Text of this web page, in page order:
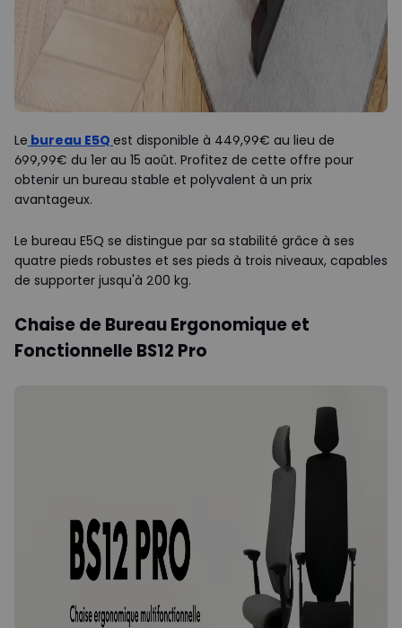
Le bureau E5Q est disponible à 449,99€ au lieu de
699,99€ du 1er au 15 août. Profitez de cette offre pour
obtenir un bureau stable et polyvalent à un prix
avantageux.
Le bureau E5Q se distingue par sa stabilité grâce à ses
quatre pieds robustes et ses pieds à trois niveaux, capables
de supporter jusqu'à 200 kg.
Chaise de Bureau Ergonomique et
Fonctionnelle BS12 Pro